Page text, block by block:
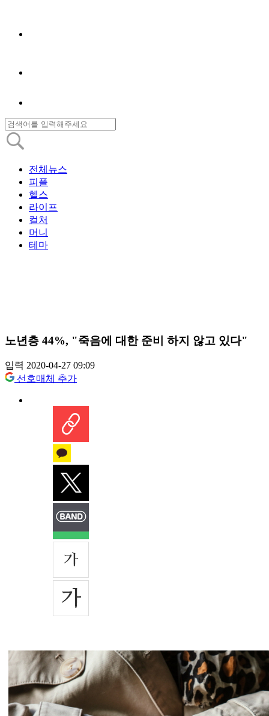
전체뉴스
피플
헬스
라이프
컬처
머니
테마
노년층 44%, "죽음에 대한 준비 하지 않고 있다"
입력 2020-04-27 09:09
선호매체 추가